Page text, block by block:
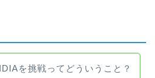
を挑戦ってどういうこと？